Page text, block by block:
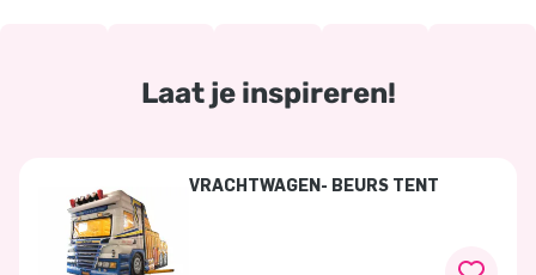
Laat je inspireren!
VRACHTWAGEN- BEURS TENT